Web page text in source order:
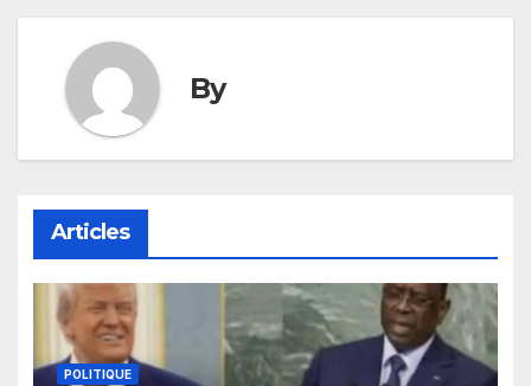
By
Articles
POLITIQUE